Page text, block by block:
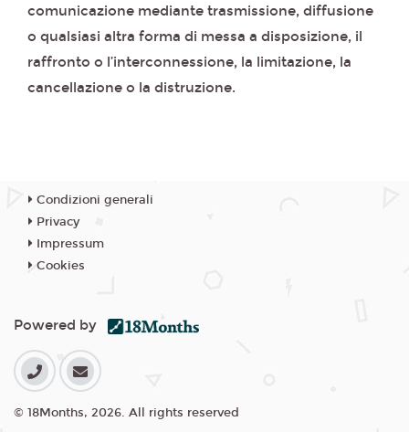
comunicazione mediante trasmissione, diffusione
o qualsiasi altra forma di messa a disposizione, il
raffronto o l’interconnessione, la limitazione, la
cancellazione o la distruzione.
Condizioni generali
Privacy
Impressum
Cookies
Powered by
© 18Months, 2026. All rights reserved